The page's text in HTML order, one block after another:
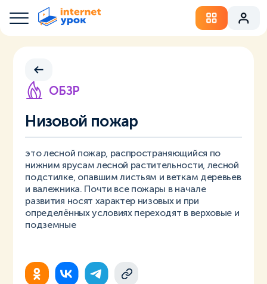
ОБЗР
Низовой пожар
это лесной пожар, распространяющийся по
нижним ярусам лесной растительности, лесной
подстилке, опавшим листьям и веткам деревьев
и валежника. Почти все пожары в начале
развития носят характер низовых и при
определённых условиях переходят в верховые и
подземные